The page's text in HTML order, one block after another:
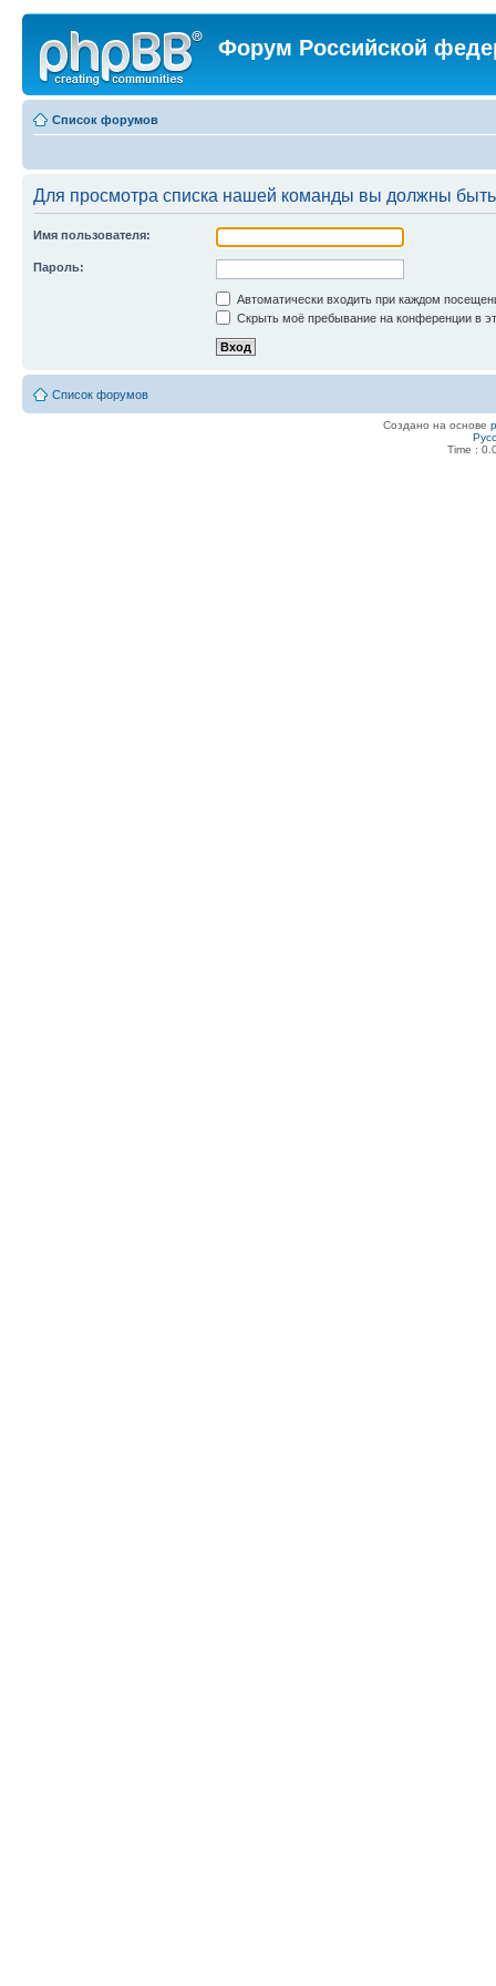
Форум Российской
Список форумов
Для просмотра списка нашей команды вы должны
Имя пользователя:
Пароль:
Автоматически входить при каждом
Скрыть моё пребывание на конференции в
Список форумов
Создано на основе
Time :